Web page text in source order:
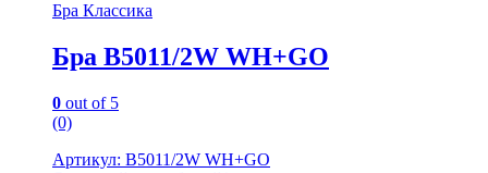
Бра Классика
Бра B5011/2W WH+GO
0 out of 5
(0)
Артикул: B5011/2W WH+GO